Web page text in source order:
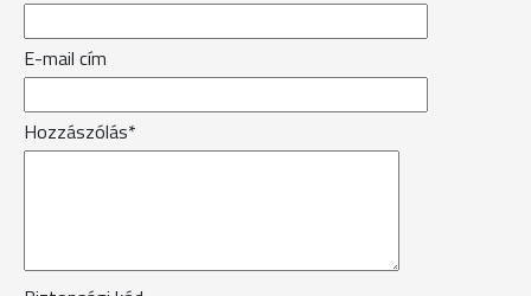
E-mail cím
Hozzászólás*